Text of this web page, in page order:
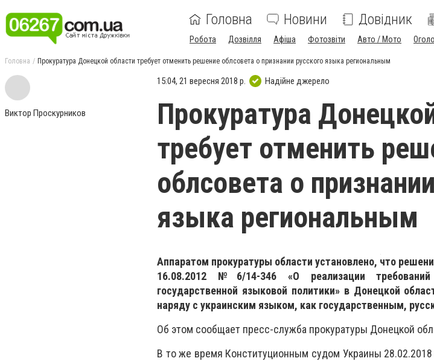
Головна Новини Довідник
Робота Дозвілля Афіша Фотозвіти Авто / Мото
Головна Прокуратура Донецкой области требует отменить решение облсовета о признании русского языка региональным
Виктор Проскурников
15:04, 21 вересня 2018 р. Надійне джерело
Прокуратура
требует отменить
облсовета о
языка региональным
Аппаратом прокуратуры области установлено, что
16.08.2012 №6/14-346 «О реализации
государственной языковой политики» в Донецкой
наряду с украинским языком, как государственным,
Об этом сообщает пресс-служба прокуратуры Донецкой
В то же время Конституционным судом Украины